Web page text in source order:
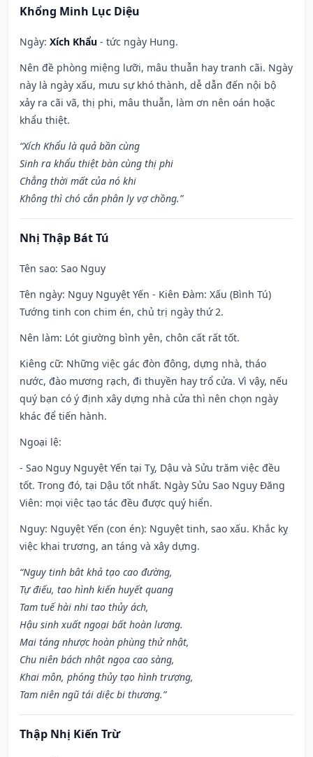
Khổng Minh Lục Diệu
Ngày: Xích Khẩu - tức ngày Hung.
Nên đề phòng miệng lưỡi, mâu thuẫn hay tranh cãi. Ngày
này là ngày xấu, mưu sự khó thành, dễ dẫn đến nội bộ
xảy ra cãi vã, thị phi, mâu thuẫn, làm ơn nên oán hoặc
khẩu thiệt.
“Xích Khẩu là quả bần cùng
Sinh ra khẩu thiệt bàn cùng thị phi
Chẳng thời mất của nó khi
Không thì chó cắn phân ly vợ chồng.”
Nhị Thập Bát Tú
Tên sao: Sao Nguy
Tên ngày: Nguy Nguyệt Yến - Kiên Đàm: Xấu (Bình Tú)
Tướng tinh con chim én, chủ trị ngày thứ 2.
Nên làm: Lót giường bình yên, chôn cất rất tốt.
Kiêng cữ: Những việc gác đòn đông, dựng nhà, tháo
nước, đào mương rạch, đi thuyền hay trổ cửa. Vì vậy, nếu
quý bạn có ý định xây dựng nhà cửa thì nên chọn ngày
khác để tiến hành.
Ngoại lệ:
- Sao Nguy Nguyệt Yến tại Tỵ, Dậu và Sửu trăm việc đều
tốt. Trong đó, tại Dậu tốt nhất. Ngày Sửu Sao Nguy Đăng
Viên: mọi việc tạo tác đều được quý hiển.
Nguy: Nguyệt Yến (con én): Nguyệt tinh, sao xấu. Khắc kỵ
việc khai trương, an táng và xây dựng.
“Nguy tinh bât khả tạo cao đường,
Tự điếu, tao hình kiến huyết quang
Tam tuế hài nhi tao thủy ách,
Hậu sinh xuất ngoại bất hoàn lương.
Mai táng nhược hoàn phùng thử nhật,
Chu niên bách nhật ngọa cao sàng,
Khai môn, phóng thủy tạo hình trượng,
Tam niên ngũ tái diệc bi thương.”
Thập Nhị Kiến Trừ